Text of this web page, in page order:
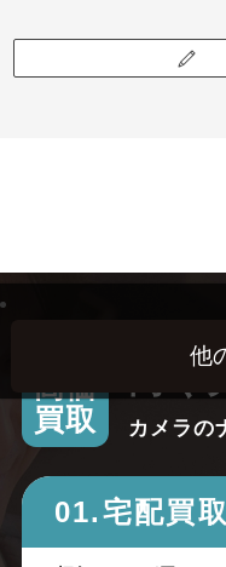
高価
買取
高
カメラの
01.宅配買取